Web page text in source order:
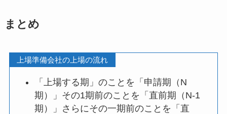
まとめ
上場準備会社の上場の流れ
「上場する期」のことを「申請期（N
期）」その1期前のことを「直前期（N-1
期）」さらにその一期前のことを「直